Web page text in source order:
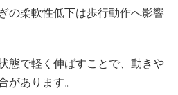
の柔軟性低下は歩行動作へ影響
態で軽く伸ばすことで、動きや
があります。